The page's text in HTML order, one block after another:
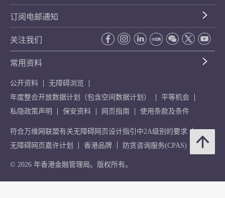
订阅电邮通知
关注我们
常用资料
公开资料
无障碍浏览
年度整合开放数据计划（包含空间数据计划）
平等机会
私隐政策声明
保安资料 网页指南 使用条款及条件
符合万维网联盟有关无障碍网页设计指引中2A级别的要求
无障碍网页嘉许计划
香港品牌 防贪咨询服务(CPAS)
© 2026 年香港金融管理局。版权所有。